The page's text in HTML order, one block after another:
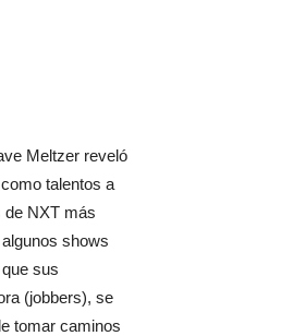
Meltzer reveló
talentos a
de NXT más
shows
sus
(jobbers), se
tomar caminos